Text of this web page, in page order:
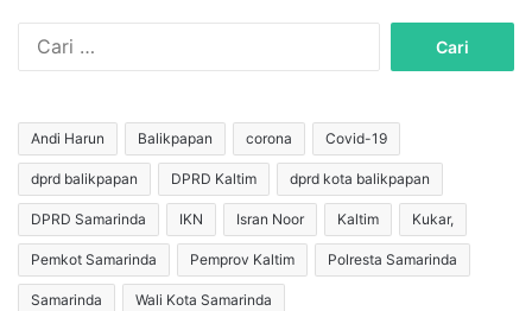
u
n
t
u
k
:
Andi Harun Balikpapan corona Covid-19
dprd balikpapan DPRD Kaltim dprd kota balikpapan
DPRD Samarinda IKN Isran Noor Kaltim Kukar,
Pemkot Samarinda Pemprov Kaltim Polresta Samarinda
Samarinda Wali Kota Samarinda